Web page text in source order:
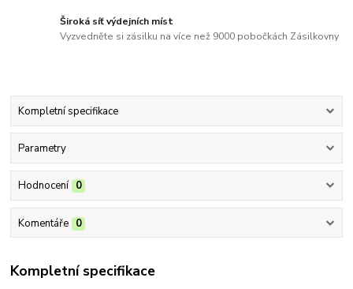
Široká síť výdejních míst
Vyzvedněte si zásilku na více než 9000 pobočkách Zásilkovny
Kompletní specifikace
Parametry
Hodnocení 0
Komentáře 0
Kompletní specifikace